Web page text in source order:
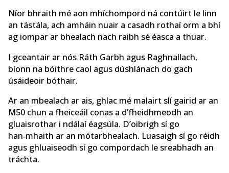
Níor bhraith mé aon mhíchompord ná contúirt le linn
an tástála, ach amháin nuair a casadh rothaí orm a bhí
ag iompar ar bhealach nach raibh sé éasca a thuar.
I gceantair ar nós Ráth Garbh agus Raghnallach,
bíonn na bóithre caol agus dúshlánach do gach
úsáideoir bóthair.
Ar an mbealach ar ais, ghlac mé malairt slí gairid ar an
M50 chun a fheiceáil conas a d’fheidhmeodh an
gluaisrothar i ndálaí éagsúla. D’oibrigh sí go
han‑mhaith ar an mótarbhealach. Luasaigh sí go réidh
agus ghluaiseodh sí go compordach le sreabhadh an
tráchta.